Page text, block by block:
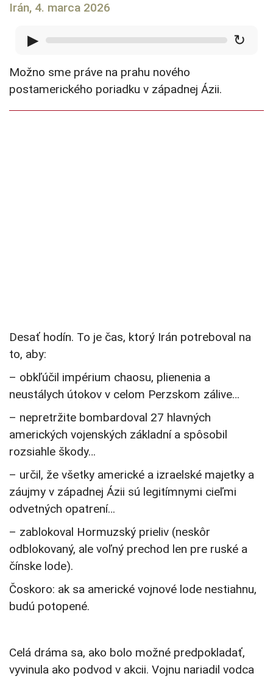
Irán, 4. marca 2026
▶ ↻
Možno sme práve na prahu nového
postamerického poriadku v západnej Ázii.
Desať hodín. To je čas, ktorý Irán potreboval na
to, aby:
– obkľúčil impérium chaosu, plienenia a
neustálych útokov v celom Perzskom zálive…
– nepretržite bombardoval 27 hlavných
amerických vojenských základní a spôsobil
rozsiahle škody…
– určil, že všetky americké a izraelské majetky a
záujmy v západnej Ázii sú legitímnymi cieľmi
odvetných opatrení…
– zablokoval Hormuzský prieliv (neskôr
odblokovaný, ale voľný prechod len pre ruské a
čínske lode).
Čoskoro: ak sa americké vojnové lode nestiahnu,
budú potopené.
Celá dráma sa, ako bolo možné predpokladať,
vyvinula ako podvod v akcii. Vojnu nariadil vodca